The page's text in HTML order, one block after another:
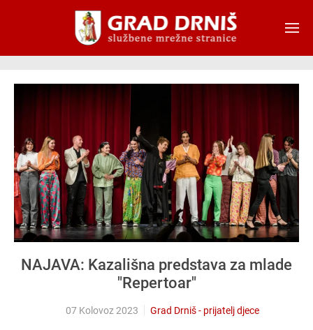
Skip to main content
NAJAVA: Kazališna predstava za mlade
"Repertoar"
07 Kolovoz 2023 Grad Drniš - prijatelj djece